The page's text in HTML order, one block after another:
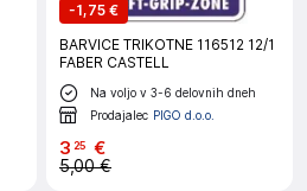
-1,75 €
BARVICE TRIKOTNE 116512 12/1
FABER CASTELL
Na voljo v 3-6 delovnih dneh
Prodajalec PIGO d.o.o.
3 25 €
5,00 €